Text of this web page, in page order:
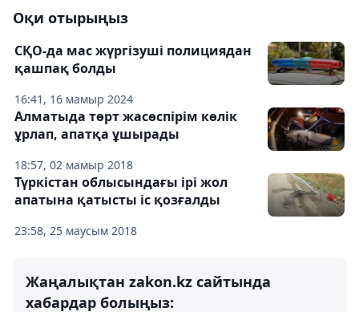
Оқи отырыңыз
16:41, 16 мамыр 2024
СҚО-да мас жүргізуші полициядан
қашпақ болды
18:57, 02 мамыр 2018
Алматыда төрт жасөспірім көлік
ұрлап, апатқа ұшырады
23:58, 25 маусым 2018
Түркістан облысындағы ірі жол
апатына қатысты іс қозғалды
Жаңалықтан zakon.kz сайтында
хабардар болыңыз: